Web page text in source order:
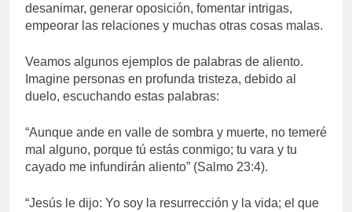
desanimar, generar oposición, fomentar intrigas,
empeorar las relaciones y muchas otras cosas malas.
Veamos algunos ejemplos de palabras de aliento.
Imagine personas en profunda tristeza, debido al
duelo, escuchando estas palabras:
“Aunque ande en valle de sombra y muerte, no temeré
mal alguno, porque tú estás conmigo; tu vara y tu
cayado me infundirán aliento” (Salmo 23:4).
“Jesús le dijo: Yo soy la resurrección y la vida; el que